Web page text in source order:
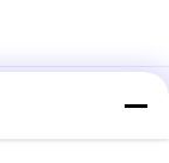
With 3000